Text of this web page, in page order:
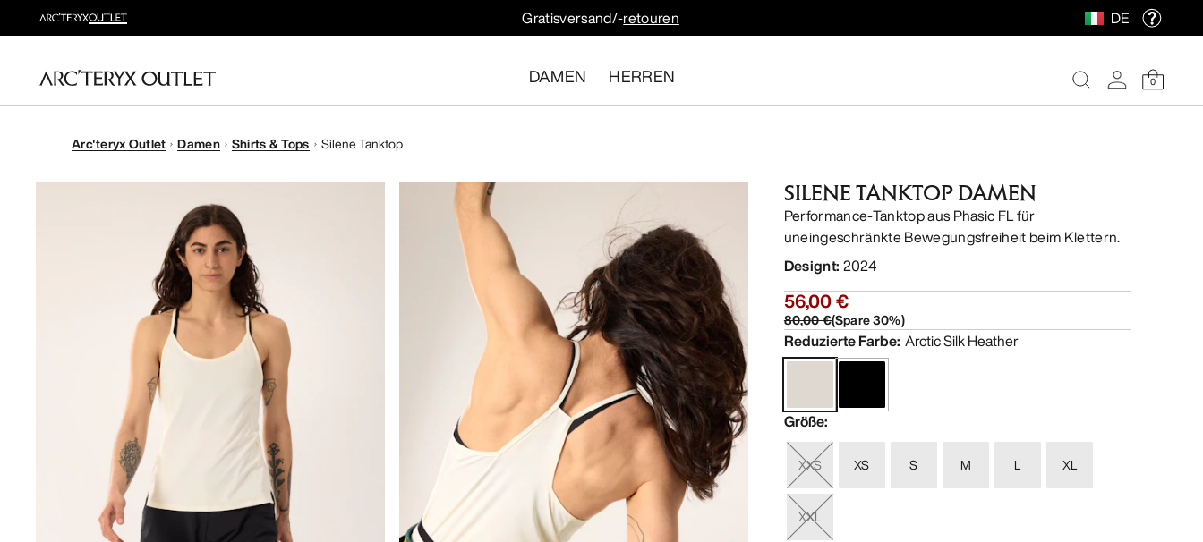
Gratisversand/-retouren DE
DAMEN HERREN 0
Arc'teryx Outlet Damen Shirts & Tops Silene Tanktop
SILENE TANKTOP DAMEN
Performance-Tanktop aus Phasic FL für
uneingeschränkte Bewegungsfreiheit beim Klettern.
Designt: 2024
56,00 €
80,00 €(Spare30%)
Reduzierte Farbe: Arctic Silk Heather
Größe:
XXS XS S M L XL
XXL